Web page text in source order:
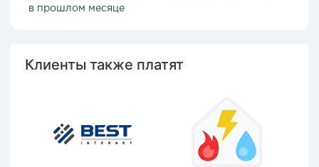
в прошлом месяце
Клиенты также платят